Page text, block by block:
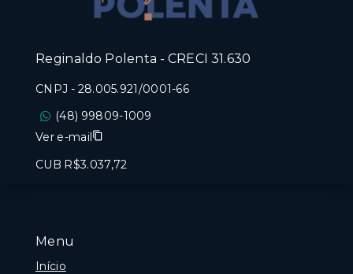
Menu
Início
Reginaldo Polenta - CRECI 31.630
CNPJ - 28.005.921/0001-66
(48) 99809-1009
Ver e-mail
CUB R$3.037,72